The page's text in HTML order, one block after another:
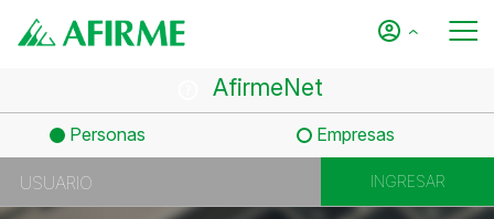
AfirmeNet
Personas Empresas